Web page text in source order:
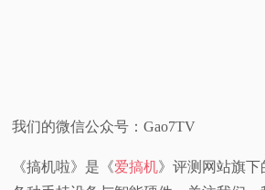
我们的微信公众号：Gao7TV
《搞机啦》是《爱搞机》评测网站旗